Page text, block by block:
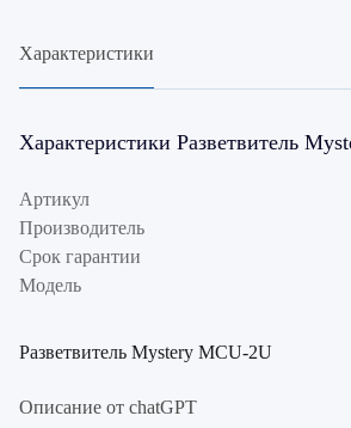
Характеристики
Характеристики Разветвитель
Артикул
Производитель
Срок гарантии
Модель
Разветвитель Mystery MCU-2U
Описание от chatGPT